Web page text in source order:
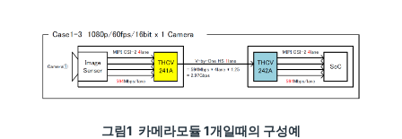
그림1 카메라모듈 1개일때의 구성예